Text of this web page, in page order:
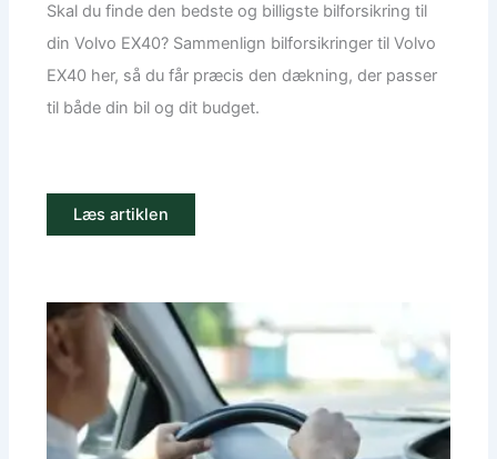
Skal du finde den bedste og billigste bilforsikring til
din Volvo EX40? Sammenlign bilforsikringer til Volvo
EX40 her, så du får præcis den dækning, der passer
til både din bil og dit budget.
Læs artiklen